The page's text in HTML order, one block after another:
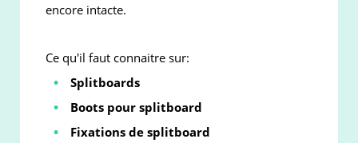
encore intacte.
Ce qu'il faut connaitre sur:
Splitboards
Boots pour splitboard
Fixations de splitboard